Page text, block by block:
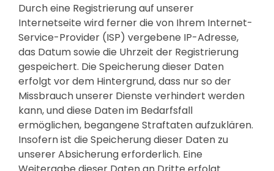
Durch eine Registrierung auf unserer
Internetseite wird ferner die von Ihrem Internet-
Service-Provider (ISP) vergebene IP-Adresse,
das Datum sowie die Uhrzeit der Registrierung
gespeichert. Die Speicherung dieser Daten
erfolgt vor dem Hintergrund, dass nur so der
Missbrauch unserer Dienste verhindert werden
kann, und diese Daten im Bedarfsfall
ermöglichen, begangene Straftaten aufzuklären.
Insofern ist die Speicherung dieser Daten zu
unserer Absicherung erforderlich. Eine